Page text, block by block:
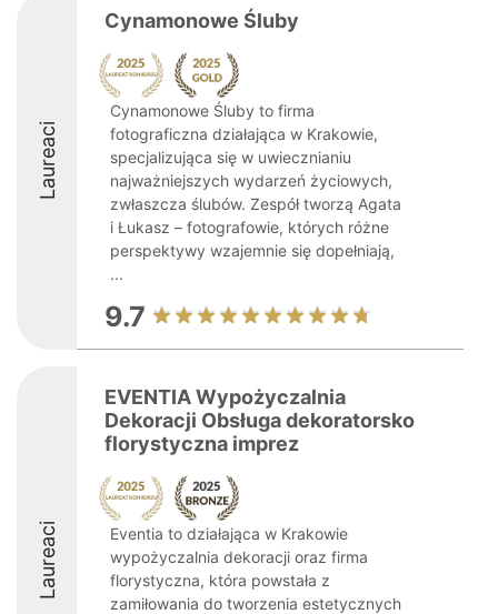
Laureaci
Cynamonowe Śluby
Cynamonowe Śluby to firma
fotograficzna działająca w Krakowie,
specjalizująca się w uwiecznianiu
najważniejszych wydarzeń życiowych,
zwłaszcza ślubów. Zespół tworzą Agata
i Łukasz – fotografowie, których różne
perspektywy wzajemnie się dopełniają,
...
9.7
Laureaci
EVENTIA Wypożyczalnia
Dekoracji Obsługa dekoratorsko
florystyczna imprez
Eventia to działająca w Krakowie
wypożyczalnia dekoracji oraz firma
florystyczna, która powstała z
zamiłowania do tworzenia estetycznych